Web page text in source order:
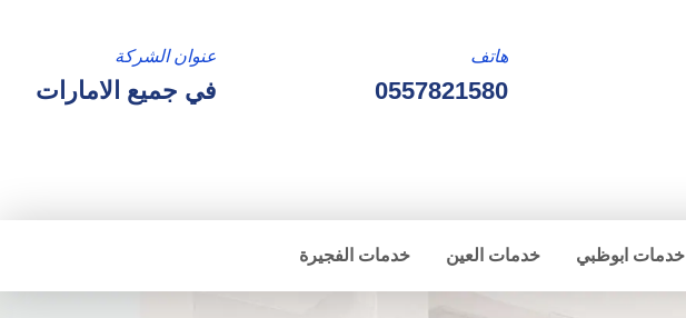
عنوان الشركة
في جميع الامارات
هاتف
0557821580
خدمات ابوظبي خدمات العين خدمات الفجيرة